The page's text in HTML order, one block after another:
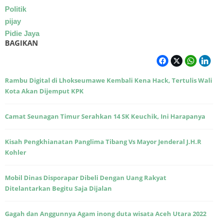
Politik
pijay
Pidie Jaya
BAGIKAN
Rambu Digital di Lhokseumawe Kembali Kena Hack, Tertulis Wali
Kota Akan Dijemput KPK
Camat Seunagan Timur Serahkan 14 SK Keuchik, Ini Harapanya
Kisah Pengkhianatan Panglima Tibang Vs Mayor Jenderal J.H.R
Kohler
Mobil Dinas Disporapar Dibeli Dengan Uang Rakyat
Ditelantarkan Begitu Saja Dijalan
Gagah dan Anggunnya Agam inong duta wisata Aceh Utara 2022